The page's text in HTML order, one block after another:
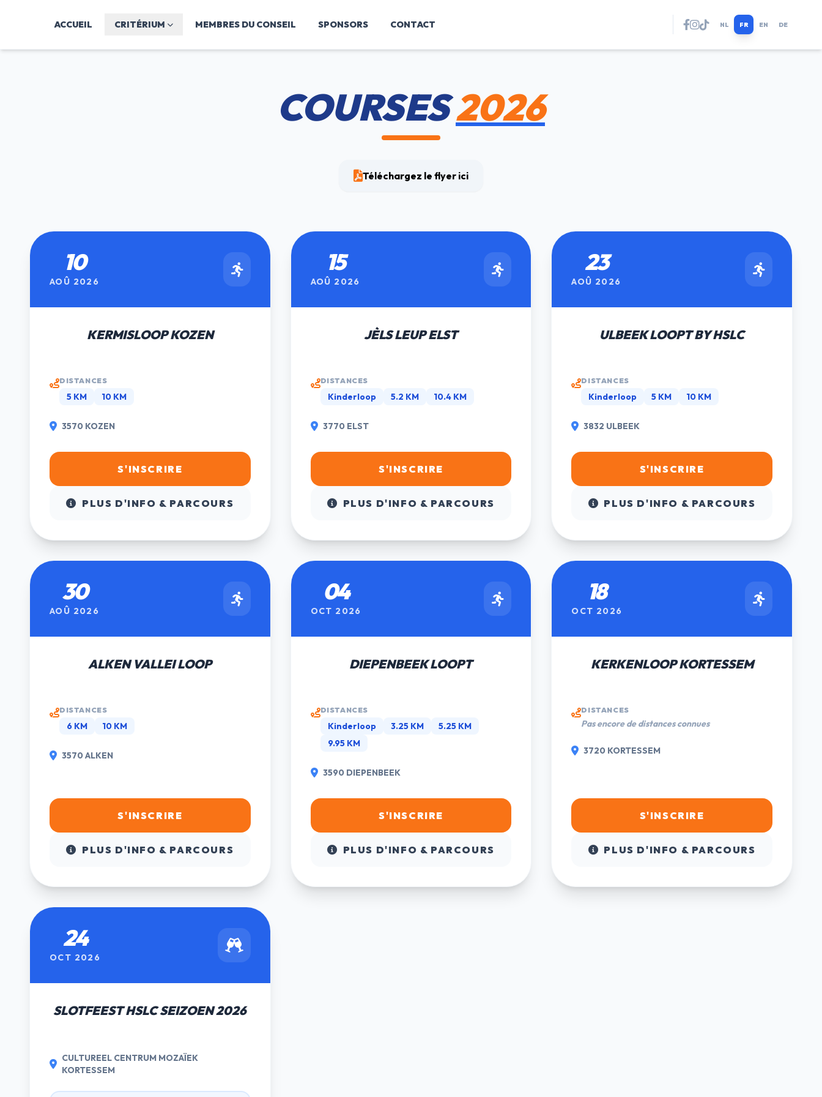
ACCUEIL CRITÉRIUM MEMBRES DU CONSEIL SPONSORS CONTACT NL FR EN DE
COURSES2026
Téléchargez le flyer ici
10
AOÛ 2026
KERMISLOOP KOZEN
DISTANCES
5 KM 10 KM
3570 KOZEN
S'INSCRIRE
PLUS D'INFO & PARCOURS
15
AOÛ 2026
JÈLS LEUP ELST
DISTANCES
Kinderloop 5.2 KM 10.4 KM
3770 ELST
S'INSCRIRE
PLUS D'INFO & PARCOURS
23
AOÛ 2026
ULBEEK LOOPT BY HSLC
DISTANCES
Kinderloop 5 KM 10 KM
3832 ULBEEK
S'INSCRIRE
PLUS D'INFO & PARCOURS
30
AOÛ 2026
ALKEN VALLEI LOOP
DISTANCES
6 KM 10 KM
3570 ALKEN
S'INSCRIRE
PLUS D'INFO & PARCOURS
04
OCT 2026
DIEPENBEEK LOOPT
DISTANCES
Kinderloop 3.25 KM
5.25 KM
9.95 KM
3590 DIEPENBEEK
S'INSCRIRE
PLUS D'INFO & PARCOURS
18
OCT 2026
KERKENLOOP KORTESSEM
DISTANCES
Pas encore de distances connues
3720 KORTESSEM
S'INSCRIRE
PLUS D'INFO & PARCOURS
24
OCT 2026
SLOTFEEST HSLC SEIZOEN 2026
CULTUREEL CENTRUM MOZAÏEK
KORTESSEM